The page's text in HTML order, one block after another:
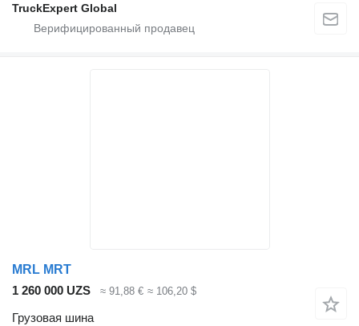
TruckExpert Global
MRL MRT
1 260 000 UZS
≈ 91,88 € ≈ 106,20 $
Грузовая шина